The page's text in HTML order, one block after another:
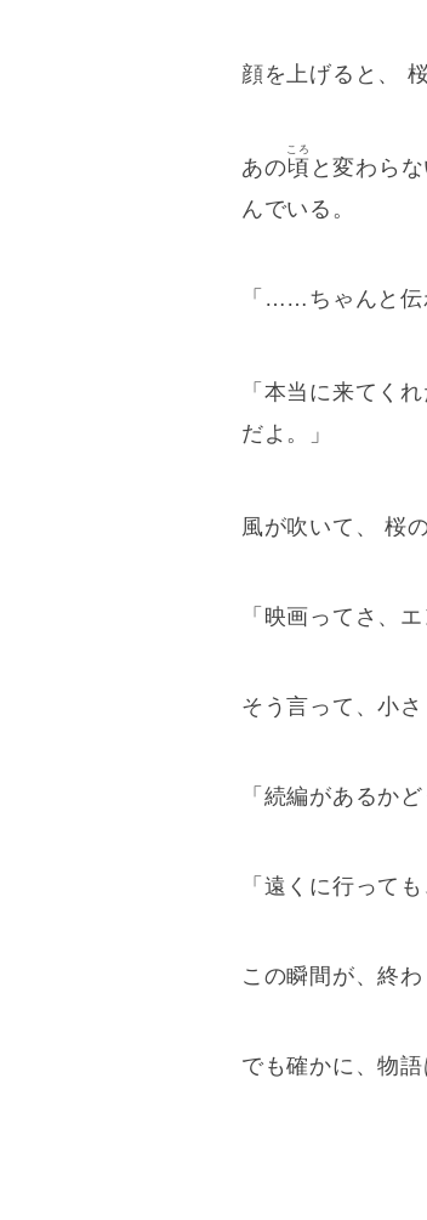
顔を上げると、
あの頃
ころ
と変わら
んでいる。
「……ちゃんと伝
「本当に来てく
だよ。」
風が吹いて、 桜
「映画ってさ、
そう言って、小さ
「続編があるか
「遠くに行って
この瞬間が、終
でも確かに、物語